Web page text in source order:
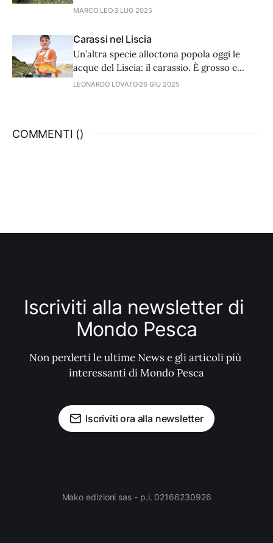
prepotente.
MARCO LEO 3 LUG 2025
Carassi nel Liscia
Un’altra specie alloctona popola oggi le
acque del Liscia: il carassio. È grosso e
variamente colorato ma la pesca non è
LEONARDO LOVATO 26 GIU 2025
COMMENTI ()
Iscriviti alla newsletter di
Mondo Pesca
Non perderti le ultime News e gli articoli più
interessanti di Mondo Pesca
Iscriviti ora alla newsletter
Mako edizioni sas - p.i. 02166230926